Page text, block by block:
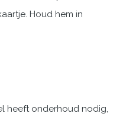
Houd hem in
heeft onderhoud nodig,